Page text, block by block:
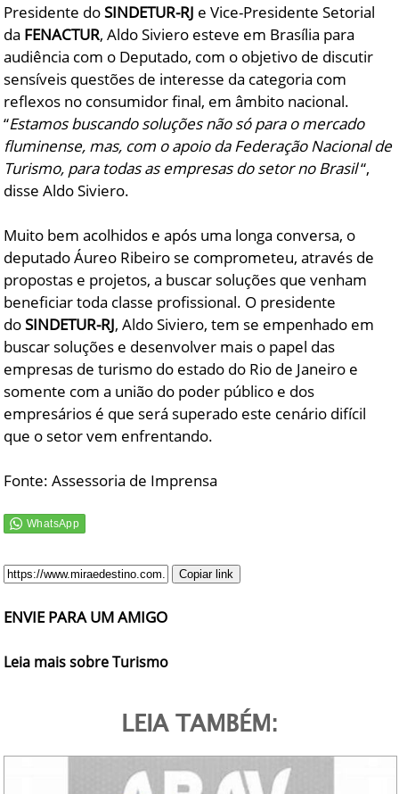
Presidente doSINDETUR-RJ e Vice-Presidente Setorial
da FENACTUR, Aldo Siviero esteve em Brasília para
audiência com o Deputado, com o objetivo de discutir
sensíveis questões de interesse da categoria com
reflexos no consumidor final, em âmbito nacional.
“Estamos buscando soluções não só para o mercado
fluminense, mas, com o apoio da Federação Nacional de
Turismo, para todas as empresas do setor no Brasil“,
disse Aldo Siviero.
Muito bem acolhidos e após uma longa conversa, o
deputado Áureo Ribeiro se comprometeu, através de
propostas e projetos, a buscar soluções que venham
beneficiar toda classe profissional. O presidente
doSINDETUR-RJ, Aldo Siviero, tem se empenhado em
buscar soluções e desenvolver mais o papel das
empresas de turismo do estado do Rio de Janeiro e
somente com a união do poder público e dos
empresários é que será superado este cenário difícil
que o setor vem enfrentando.
Fonte: Assessoria de Imprensa
Copiar link
ENVIE PARA UM AMIGO
Leia mais sobre Turismo
LEIA TAMBÉM: